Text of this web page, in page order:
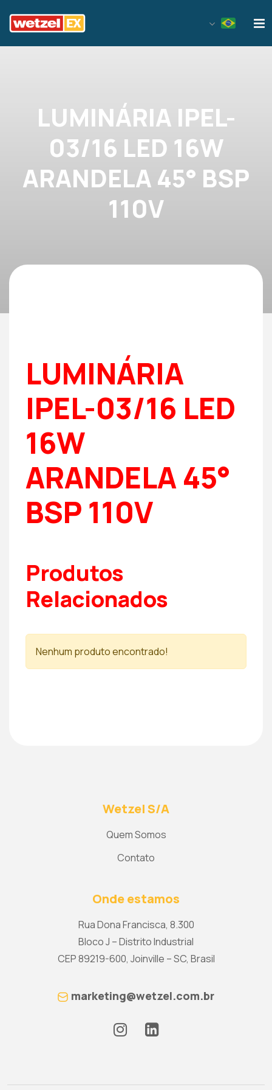
LUMINÁRIA IPEL-
03/16 LED 16W
ARANDELA 45° BSP
110V
LUMINÁRIA
IPEL-03/16 LED
16W
ARANDELA 45°
BSP 110V
Produtos
Relacionados
Nenhum produto encontrado!
Wetzel S/A
Quem Somos
Contato
Onde estamos
Rua Dona Francisca, 8.300
Bloco J – Distrito Industrial
CEP 89219-600, Joinville – SC, Brasil
marketing@wetzel.com.br